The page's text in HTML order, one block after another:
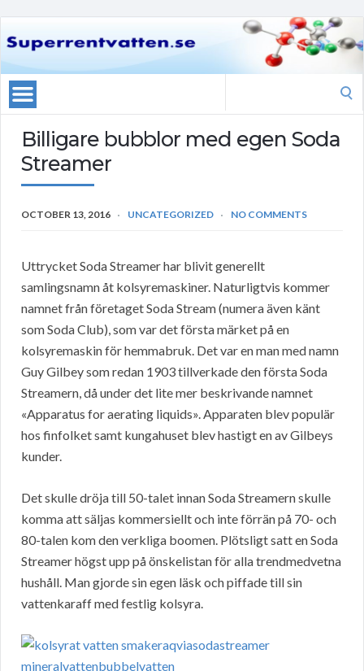
Billigare bubblor med egen Soda
Streamer
OCTOBER 13, 2016 UNCATEGORIZED NO COMMENTS
Uttrycket Soda Streamer har blivit generellt
samlingsnamn åt kolsyremaskiner. Naturligtvis kommer
namnet från företaget Soda Stream (numera även känt
som Soda Club), som var det första märket på en
kolsyremaskin för hemmabruk. Det var en man med namn
Guy Gilbey som redan 1903 tillverkade den första Soda
Streamern, då under det lite mer beskrivande namnet
«Apparatus for aerating liquids». Apparaten blev populär
hos finfolket samt kungahuset blev hastigt en av Gilbeys
kunder.
Det skulle dröja till 50-talet innan Soda Streamern skulle
komma att säljas kommersiellt och inte förrän på 70- och
80-talen kom den verkliga boomen. Plötsligt satt en Soda
Streamer högst upp på önskelistan för alla trendmedvetna
hushåll. Man gjorde sin egen läsk och piffade till sin
vattenkaraff med festlig kolsyra.